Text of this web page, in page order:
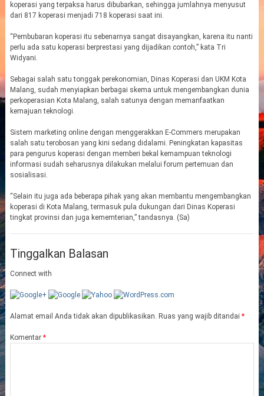
koperasi yang terpaksa harus dibubarkan, sehingga jumlahnya menyusut
dari 817 koperasi menjadi 718 koperasi saat ini.
“Pembubaran koperasi itu sebenarnya sangat disayangkan, karena itu nanti
perlu ada satu koperasi berprestasi yang dijadikan contoh,” kata Tri
Widyani.
Sebagai salah satu tonggak perekonomian, Dinas Koperasi dan UKM Kota
Malang, sudah menyiapkan berbagai skema untuk mengembangkan dunia
perkoperasian Kota Malang, salah satunya dengan memanfaatkan
kemajuan teknologi.
Sistem marketing online dengan menggerakkan E-Commers merupakan
salah satu terobosan yang kini sedang didalami. Peningkatan kapasitas
para pengurus koperasi dengan memberi bekal kemampuan teknologi
informasi sudah seharusnya dilakukan melalui forum pertemuan dan
sosialisasi.
“Selain itu juga ada beberapa pihak yang akan membantu mengembangkan
koperasi di Kota Malang, termasuk pula dukungan dari Dinas Koperasi
tingkat provinsi dan juga kememterian,” tandasnya. (Sa)
Tinggalkan Balasan
Connect with
Alamat email Anda tidak akan dipublikasikan. Ruas yang wajib ditandai *
Komentar *